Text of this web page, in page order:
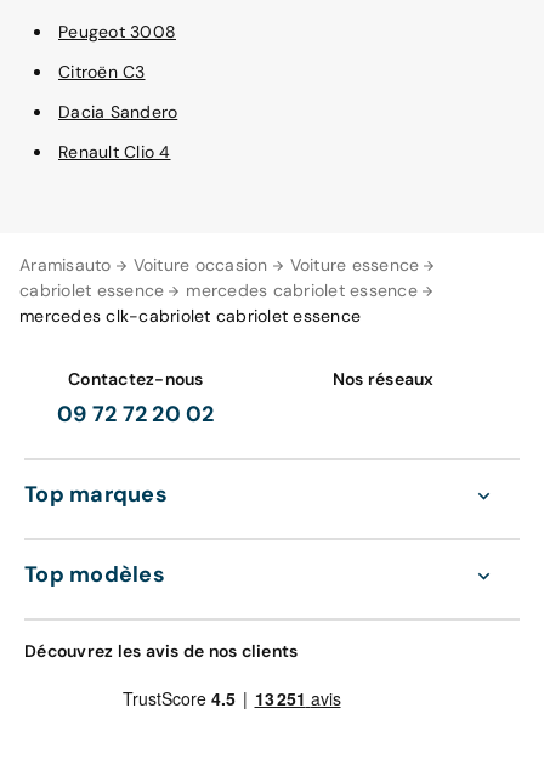
Aramisauto Voiture occasion
Voiture essence
cabriolet essence
mercedes cabriolet essence
mercedes clk-cabriolet cabriolet essence
Peugeot 3008
Citroën C3
Dacia Sandero
Renault Clio 4
Contactez-nous
09 72 72 20 02
Nos réseaux
Top marques
Top modèles
Découvrez les avis de nos clients